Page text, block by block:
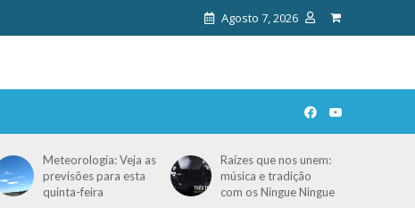
Agosto 7, 2026
Meteorologia: Veja as
previsões para esta
quinta-feira
Raízes que nos unem:
música e tradição
com os Ningue Ningue